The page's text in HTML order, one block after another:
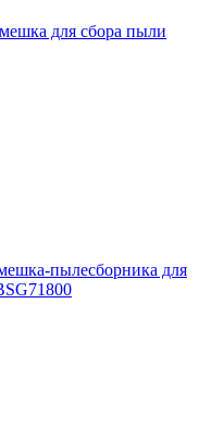
для сбора пыли
пылесборника для